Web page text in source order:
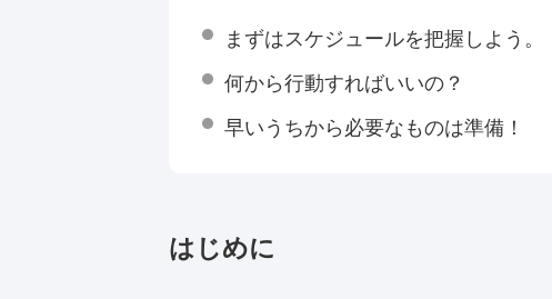
まずはスケジュールを把握しよう。
何から行動すればいいの？
早いうちから必要なものは準備！
はじめに